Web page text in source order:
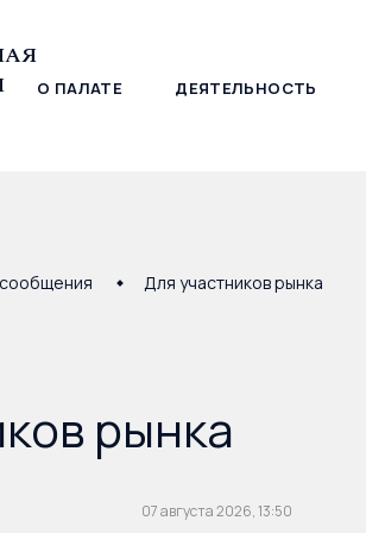
О ПАЛАТЕ ДЕЯТЕЛЬНОСТЬ
2026
Для участников рынка
рынка
07 августа 2026, 13:50